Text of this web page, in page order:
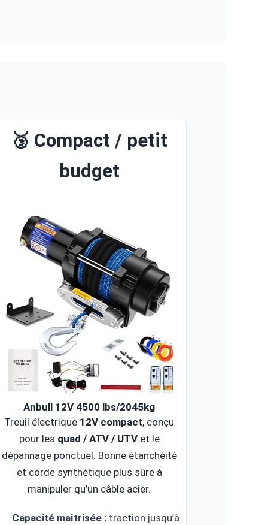
🥉 Compact / petit
budget
Anbull 12V 4500 lbs/2045kg
Treuil électrique 12V compact, conçu
pour les quad / ATV / UTVet le
dépannage ponctuel. Bonne étanchéité
et corde synthétique plus sûre à
manipuler qu’un câble acier.
Capacité maîtrisée : traction jusqu’à